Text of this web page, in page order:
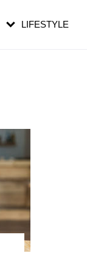
LIFESTYLE